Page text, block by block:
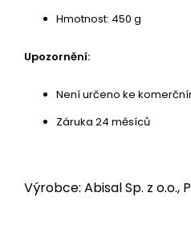
Hmotnost: 450 g
Upozornění:
Není určeno ke
Záruka 24 měsíců
Výrobce: Abisal Sp. z o.o.,